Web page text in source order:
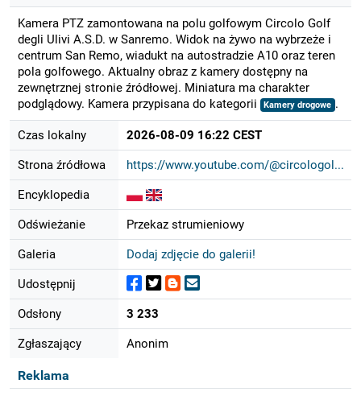
Kamera PTZ zamontowana na polu golfowym Circolo Golf
degli Ulivi A.S.D. w Sanremo. Widok na żywo na wybrzeże i
centrum San Remo, wiadukt na autostradzie A10 oraz teren
pola golfowego. Aktualny obraz z kamery dostępny na
zewnętrznej stronie źródłowej. Miniatura ma charakter
podglądowy. Kamera przypisana do kategorii
Kamery drogowe .
Czas lokalny 2026-08-09 16:22 CEST
Strona źródłowa https://www.youtube.com/@circologol...
Encyklopedia
Odświeżanie Przekaz strumieniowy
Galeria Dodaj zdjęcie do galerii!
Udostępnij
Odsłony 3 233
Zgłaszający Anonim
Reklama